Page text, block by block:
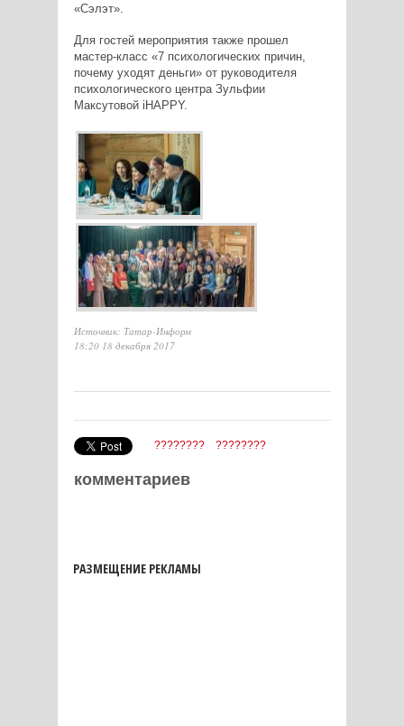
«Сэлэт».
Для гостей мероприятия также прошел
мастер-класс «7 психологических причин,
почему уходят деньги» от руководителя
психологического центра Зульфии
Максутовой iHAPPY.
Источник: Татар-Информ
18:20 18 декабря 2017
???????? ????????
комментариев
РАЗМЕЩЕНИЕ РЕКЛАМЫ